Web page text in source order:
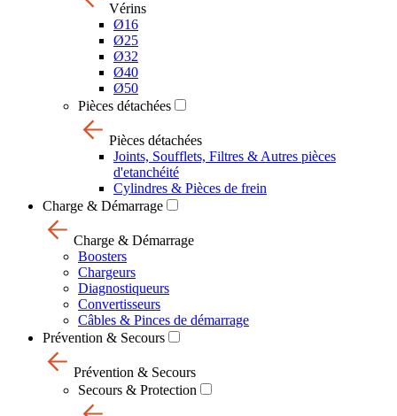
Vérins
Ø16
Ø25
Ø32
Ø40
Ø50
Pièces détachées
Pièces détachées
Joints, Soufflets, Filtres & Autres pièces
d'etanchéité
Cylindres & Pièces de frein
Charge & Démarrage
Charge & Démarrage
Boosters
Chargeurs
Diagnostiqueurs
Convertisseurs
Câbles & Pinces de démarrage
Prévention & Secours
Prévention & Secours
Secours & Protection